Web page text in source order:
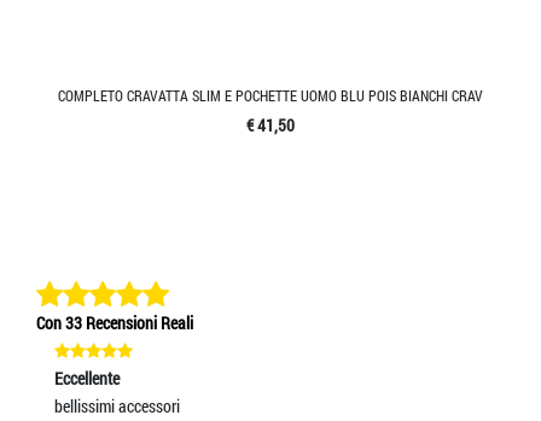
COMPLETO CRAVATTA SLIM E POCHETTE UOMO BLU POIS BIANCHI CRAV
€ 41,50
Con 33 Recensioni Reali
Eccellente
bellissimi accessori